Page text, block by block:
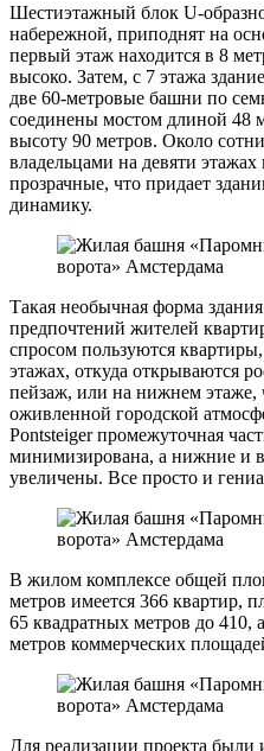
Шестиэтажный блок U-
набережной, приподнят на
первый этаж находится в 8
высоко. Затем, с 7 этажа
две 60-метровые башни по
соединены мостом длиной 48
высоту 90 метров. Около
владельцами на девяти этажах
прозрачные, что придает
динамику.
Такая необычная форма
предпочтений жителей
спросом пользуются
этажах, откуда открываются
пейзаж, или на нижнем
оживленной городской
Pontsteiger промежуточная
минимизирована, а нижние и
увеличены. Все просто и
В жилом комплексе общей
метров имеется 366 квартир,
65 квадратных метров до 410,
метров коммерческих
Для реализации проекта